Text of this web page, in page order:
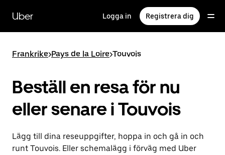
huvudinnehållet
Uber Logga in Registrera dig
Frankrike>Pays de la Loire>Touvois
Beställ en resa för nu
eller senare i Touvois
Lägg till dina reseuppgifter, hoppa in och gå in och
runt Touvois. Eller schemalägg i förväg med Uber